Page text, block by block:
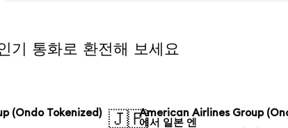
통화로 환전해 보세요
(Ondo Tokenized)
🇯🇵American Airlines Group
에서 일본 엔